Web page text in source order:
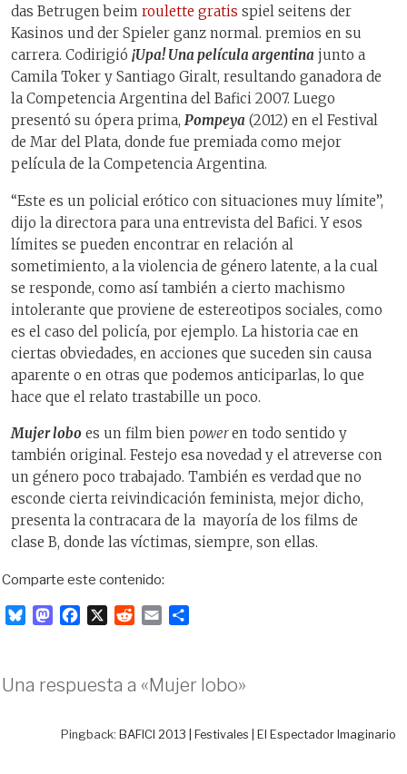
das Betrugen beim roulette gratis spiel seitens der
Kasinos und der Spieler ganz normal. premios en su
carrera. Codirigió ¡Upa! Una película argentina junto a
Camila Toker y Santiago Giralt, resultando ganadora de
la Competencia Argentina del Bafici 2007. Luego
presentó su ópera prima, Pompeya (2012) en el Festival
de Mar del Plata, donde fue premiada como mejor
película de la Competencia Argentina.
“Este es un policial erótico con situaciones muy límite”,
dijo la directora para una entrevista del Bafici. Y esos
límites se pueden encontrar en relación al
sometimiento, a la violencia de género latente, a la cual
se responde, como así también a cierto machismo
intolerante que proviene de estereotipos sociales, como
es el caso del policía, por ejemplo. La historia cae en
ciertas obviedades, en acciones que suceden sin causa
aparente o en otras que podemos anticiparlas, lo que
hace que el relato trastabille un poco.
Mujer lobo es un film bien poweren todo sentido y
también original. Festejo esa novedad y el atreverse con
un género poco trabajado. También es verdadque no
esconde cierta reivindicación feminista, mejor dicho,
presenta la contracara de la mayoría de los films de
clase B, donde las víctimas, siempre, son ellas.
Comparte este contenido:
s
M
o
o
b
o
X
i
i
l
a
t
Una respuesta a «Mujer lobo»
Pingback: BAFICI 2013 | Festivales | El Espectador Imaginario